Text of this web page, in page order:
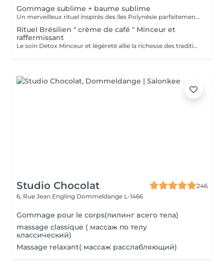
Gommage sublime + baume sublime
Un merveilleux rituel inspirés des îles Polynésie parfaitement adapté aux peaux même les plus sensibles. Cette préparation traditionnelle de Monoï, à base de fleurs de Tiaré macérées, de sucre, de poudre de noix de coco et de fruits de Noni, régénère la peau et éveille l'esprit.
Rituel Brésilien " crème de café " Minceur et
raffermissant
Le soin Detox Minceur et légèreté allie la richesse des traditions et pharmacopées brésiliennes et indiennes. Les mouvements vont, de façon alternatives, oxygéner et les drainer les tissus afin de raffermir et detoxifier le corps et le mental. Ce soin est pratiqué avec la Crème de Café Minceur, l'Huile Ayurvédique et un enveloppement personnalisé. * Possibilité de faire un abonnement 5+ 1 offert
Studio Chocolat
246
6, Rue Jean Engling Dommeldange L-1466
Gommage pour le corps(пилинг всего тела)
massage classique ( массаж по телу
классический)
Massage relaxant( массаж расслабляющий)